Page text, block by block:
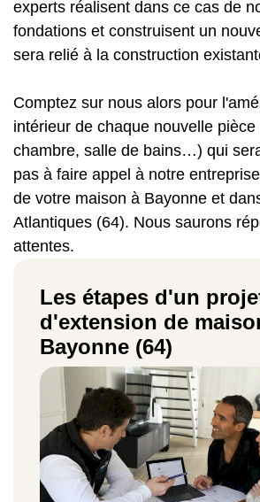
experts réalisent dans ce cas de
fondations et construisent un
sera relié à la construction
Comptez sur nous alors pour
intérieur de chaque nouvelle pièce
chambre, salle de bains…) qui
pas à faire appel à notre
de votre maison à Bayonne et
Atlantiques (64). Nous saurons
attentes.
Les étapes d'un
d'extension de
Bayonne (64)